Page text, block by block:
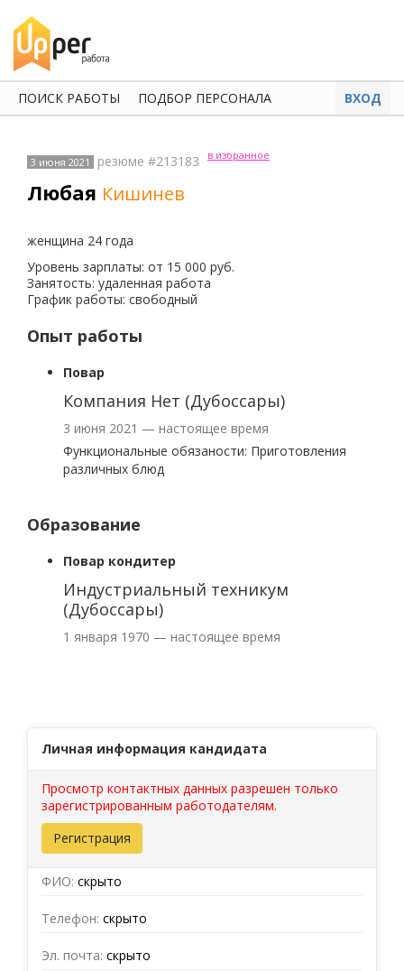
ПОИСК РАБОТЫ ПОДБОР ПЕРСОНАЛА ВХОД
3 июня 2021 резюме #213183 в избранное
Любая Кишинев
женщина 24 года
Уровень зарплаты: от 15 000 руб.
Занятость: удаленная работа
График работы: свободный
Опыт работы
Повар
Компания Нет (Дубоссары)
3 июня 2021 — настоящее время
Функциональные обязаности: Приготовления
различных блюд
Образование
Повар кондитер
Индустриальный техникум
(Дубоссары)
1 января 1970 — настоящее время
Личная информация кандидата
Просмотр контактных данных разрешен только
зарегистрированным работодателям.
Регистрация
ФИО: скрыто
Телефон: скрыто
Эл. почта: скрыто